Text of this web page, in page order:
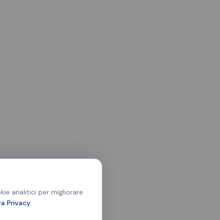
analitici per migliorare
Privacy.